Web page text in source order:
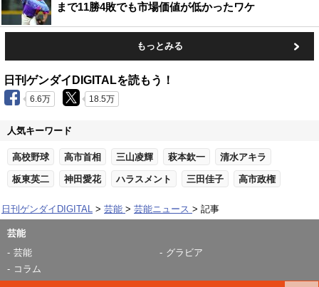
まで11勝4敗でも市場価値が低かったワケ
もっとみる
日刊ゲンダイDIGITALを読もう！
6.6万 18.5万
人気キーワード
高校野球 高市首相 三山凌輝 萩本欽一 清水アキラ
板東英二 神田愛花 ハラスメント 三田佳子 高市政権
日刊ゲンダイDIGITAL 芸能 芸能ニュース 記事
芸能
芸能
グラビア
コラム